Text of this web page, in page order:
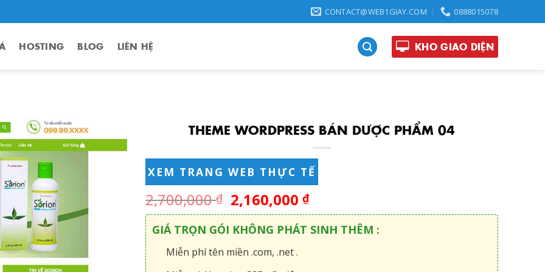
CONTACT@WEB1GIAY.COM 0888015078
HOSTING BLOG LIÊN HỆ KHO GIAO DIỆN
THEME WORDPRESS BÁN DƯỢC PHẨM 04
XEM TRANG WEB THỰC TẾ
2,700,000₫ 2,160,000₫
GIÁ TRỌN GÓI KHÔNG PHÁT SINH THÊM :
Miễn phí tên miền .com, .net .